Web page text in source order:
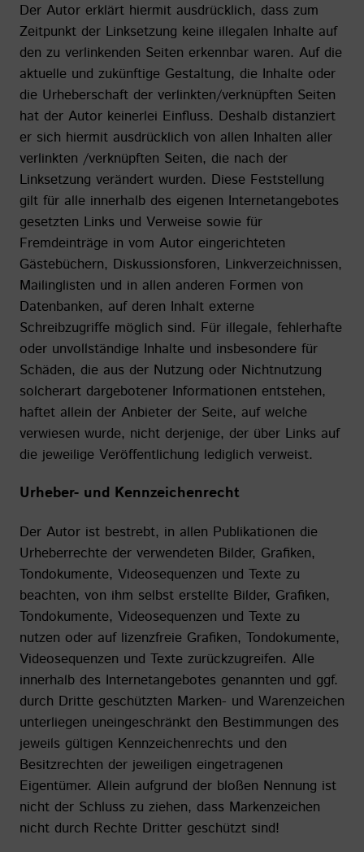
Der Autor erklärt hiermit ausdrücklich, dass zum
Zeitpunkt der Linksetzung keine illegalen Inhalte auf
den zu verlinkenden Seiten erkennbar waren. Auf die
aktuelle und zukünftige Gestaltung, die Inhalte oder
die Urheberschaft der verlinkten/verknüpften Seiten
hat der Autor keinerlei Einfluss. Deshalb distanziert
er sich hiermit ausdrücklich von allen Inhalten aller
verlinkten /verknüpften Seiten, die nach der
Linksetzung verändert wurden. Diese Feststellung
gilt für alle innerhalb des eigenen Internetangebotes
gesetzten Links und Verweise sowie für
Fremdeinträge in vom Autor eingerichteten
Gästebüchern, Diskussionsforen, Linkverzeichnissen,
Mailinglisten und in allen anderen Formen von
Datenbanken, auf deren Inhalt externe
Schreibzugriffe möglich sind. Für illegale, fehlerhafte
oder unvollständige Inhalte und insbesondere für
Schäden, die aus der Nutzung oder Nichtnutzung
solcherart dargebotener Informationen entstehen,
haftet allein der Anbieter der Seite, auf welche
verwiesen wurde, nicht derjenige, der über Links auf
die jeweilige Veröffentlichung lediglich verweist.
Urheber- und Kennzeichenrecht
Der Autor ist bestrebt, in allen Publikationen die
Urheberrechte der verwendeten Bilder, Grafiken,
Tondokumente, Videosequenzen und Texte zu
beachten, von ihm selbst erstellte Bilder, Grafiken,
Tondokumente, Videosequenzen und Texte zu
nutzen oder auf lizenzfreie Grafiken, Tondokumente,
Videosequenzen und Texte zurückzugreifen. Alle
innerhalb des Internetangebotes genannten und ggf.
durch Dritte geschützten Marken- und Warenzeichen
unterliegen uneingeschränkt den Bestimmungen des
jeweils gültigen Kennzeichenrechts und den
Besitzrechten der jeweiligen eingetragenen
Eigentümer. Allein aufgrund der bloßen Nennung ist
nicht der Schluss zu ziehen, dass Markenzeichen
nicht durch Rechte Dritter geschützt sind!